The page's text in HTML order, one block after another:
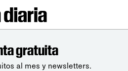
gratuita
al mes y newsletters.